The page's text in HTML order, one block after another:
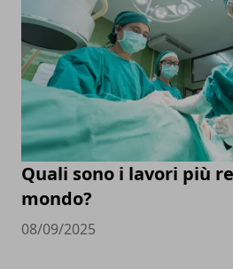
Quali sono i lavori più
mondo?
08/09/2025